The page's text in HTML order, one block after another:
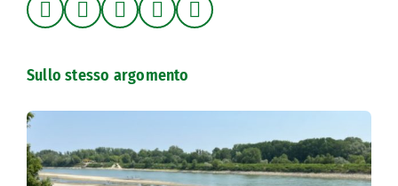
Sullo stesso argomento